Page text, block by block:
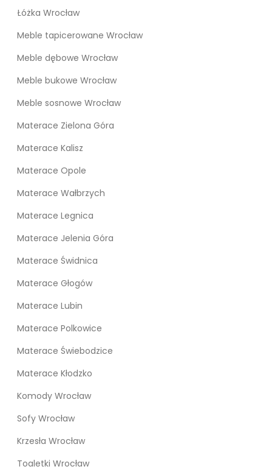
Łóżka Wrocław
Meble tapicerowane Wrocław
Meble dębowe Wrocław
Meble bukowe Wrocław
Meble sosnowe Wrocław
Materace Zielona Góra
Materace Kalisz
Materace Opole
Materace Wałbrzych
Materace Legnica
Materace Jelenia Góra
Materace Świdnica
Materace Głogów
Materace Lubin
Materace Polkowice
Materace Świebodzice
Materace Kłodzko
Komody Wrocław
Sofy Wrocław
Krzesła Wrocław
Toaletki Wrocław